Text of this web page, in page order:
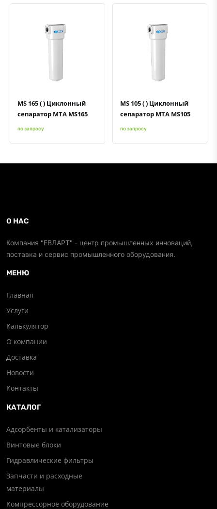
MS 165 ( ) Циклонный
сепаратор MTA MS165
по запросу
MS 105 ( ) Циклонный
сепаратор MTA MS105
по запросу
О НАС
Компания "ЕВЛАРТ" - центр промышленных инноваций,
поставка и сервис промышленного оборудования.
МЕНЮ
Главная
Услуги
Калькулятор
О компании
Доставка
Новости
Контакты
КАТАЛОГ
Адсорбенты и катализаторы
Винтовые блоки
Гидравлические фильтры
Запчасти и расходные
материалы
Компрессорное оборудование